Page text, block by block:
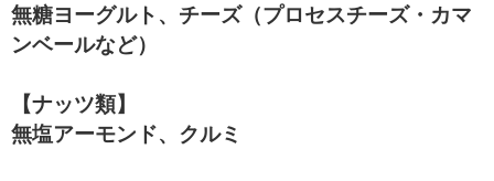
無糖ヨーグルト、チーズ（プロセスチーズ・カマ
ンベールなど）
【ナッツ類】
無塩アーモンド、クルミ